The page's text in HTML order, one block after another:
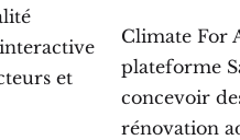
et
Climate For
plateforme
concevoir
rénovation